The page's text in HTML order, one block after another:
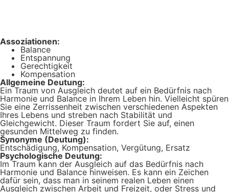
Assoziationen:
Balance
Entspannung
Gerechtigkeit
Kompensation
Allgemeine Deutung:
Ein Traum von Ausgleich deutet auf ein Bedürfnis nach
Harmonie und Balance in Ihrem Leben hin. Vielleicht spüren
Sie eine Zerrissenheit zwischen verschiedenen Aspekten
Ihres Lebens und streben nach Stabilität und
Gleichgewicht. Dieser Traum fordert Sie auf, einen
gesunden Mittelweg zu finden.
Synonyme (Deutung):
Entschädigung, Kompensation, Vergütung, Ersatz
Psychologische Deutung:
Im Traum kann der Ausgleich auf das Bedürfnis nach
Harmonie und Balance hinweisen. Es kann ein Zeichen
dafür sein, dass man in seinem realen Leben einen
Ausgleich zwischen Arbeit und Freizeit, oder Stress und